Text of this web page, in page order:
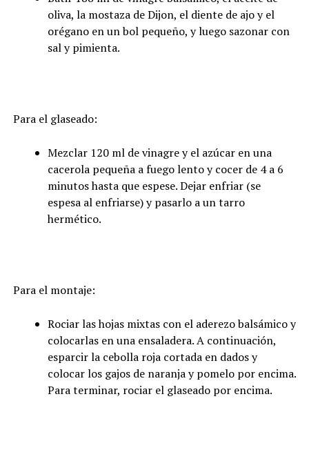
oliva, la mostaza de Dijon, el diente de ajo y el
orégano en un bol pequeño, y luego sazonar con
sal y pimienta.
Para el glaseado:
Mezclar 120 ml de vinagre y el azúcar en una
cacerola pequeña a fuego lento y cocer de 4 a 6
minutos hasta que espese. Dejar enfriar (se
espesa al enfriarse) y pasarlo a un tarro
hermético.
Para el montaje:
Rociar las hojas mixtas con el aderezo balsámico y
colocarlas en una ensaladera. A continuación,
esparcir la cebolla roja cortada en dados y
colocar los gajos de naranja y pomelo por encima.
Para terminar, rociar el glaseado por encima.